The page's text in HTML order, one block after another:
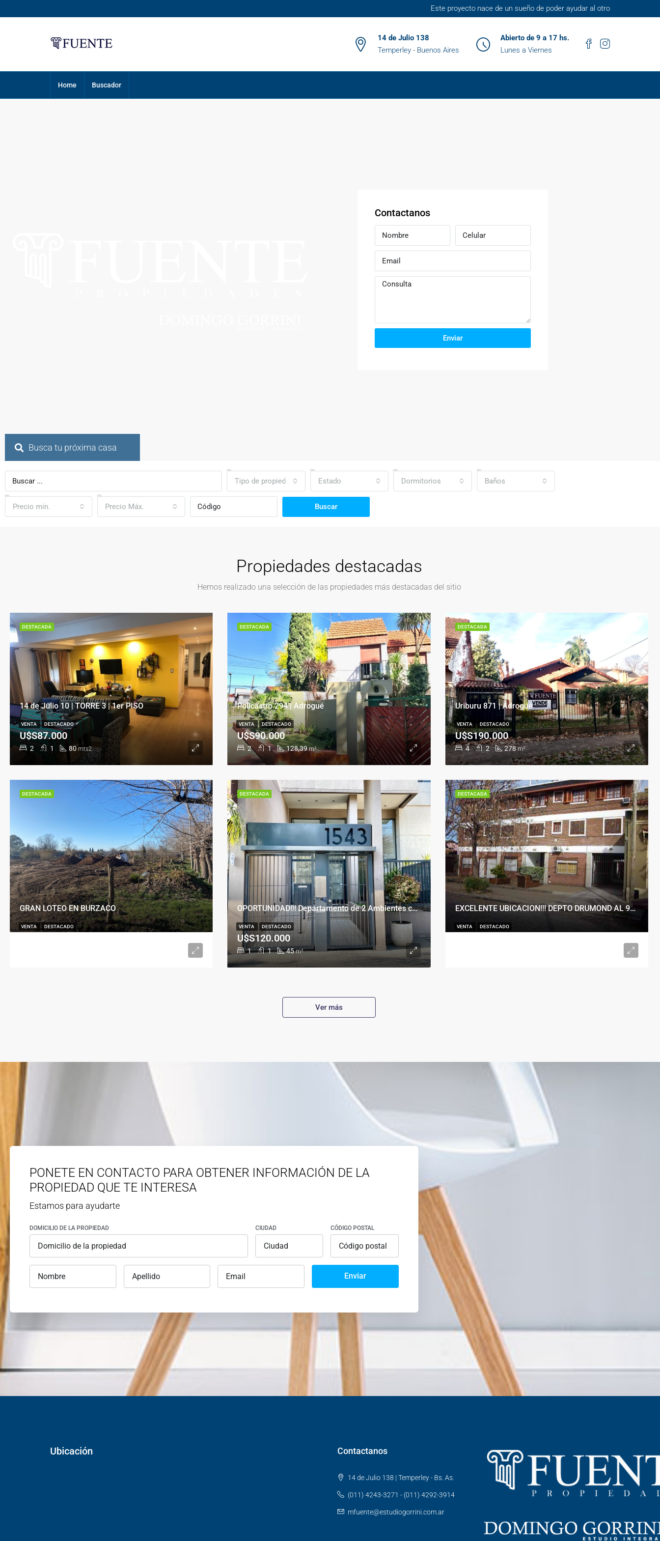
Este proyecto nace de un sueño de poder ayudar al otro
14 de Julio 138
Temperley - Buenos Aires
Abierto de 9 a 17 hs.
Lunes a Viernes
Home Buscador
Contactanos
Enviar
Busca tu próxima casa
Tipo de propiedad Estado Dormitorios Baños
Precio mín. Precio Máx. Buscar
Propiedades destacadas
Hemos realizado una selección de las propiedades más destacadas del sitio
14 de Julio 10 | TORRE 3 | 1er PISO
2 1 80 mts2
U$S87.000
VENTA DESTACADO
DESTACADA
Policastro 294 | Adrogué
2 1 128,39 m²
U$S90.000
VENTA DESTACADO
DESTACADA
Uriburu 871 | Adrogué
4 2 278 m²
U$S190.000
VENTA DESTACADO
DESTACADA
GRAN LOTEO EN BURZACO
VENTA DESTACADO
DESTACADA
OPORTUNIDAD!!! Departamento de 2 Ambientes con Cochera en Banfield Este
1 1 45 m²
U$S120.000
VENTA DESTACADO
DESTACADA
EXCELENTE UBICACION!!! DEPTO DRUMOND AL 900
VENTA DESTACADO
DESTACADA
Ver más
PONETE EN CONTACTO PARA OBTENER INFORMACIÓN DE LA
PROPIEDAD QUE TE INTERESA
Estamos para ayudarte
DOMICILIO DE LA PROPIEDAD CIUDAD CÓDIGO POSTAL
Enviar
Ubicación Contactanos
14 de Julio 138 | Temperley - Bs. As.
(011) 4243-3271 - (011) 4292-3914
mfuente@estudiogorrini.com.ar